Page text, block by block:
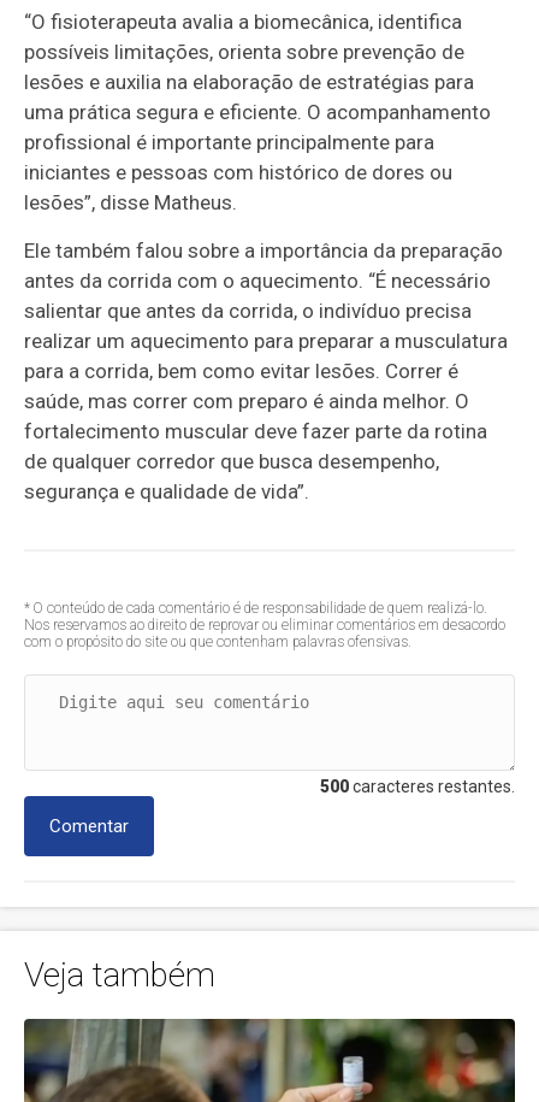
“O fisioterapeuta avalia a biomecânica, identifica
possíveis limitações, orienta sobre prevenção de
lesões e auxilia na elaboração de estratégias para
uma prática segura e eficiente. O acompanhamento
profissional é importante principalmente para
iniciantes e pessoas com histórico de dores ou
lesões”, disse Matheus.
Ele também falou sobre a importância da preparação
antes da corrida com o aquecimento. “É necessário
salientar que antes da corrida, o indivíduo precisa
realizar um aquecimento para preparar a musculatura
para a corrida, bem como evitar lesões. Correr é
saúde, mas correr com preparo é ainda melhor. O
fortalecimento muscular deve fazer parte da rotina
de qualquer corredor que busca desempenho,
segurança e qualidade de vida”.
* O conteúdo de cada comentário é de responsabilidade de quem realizá-lo.
Nos reservamos ao direito de reprovar ou eliminar comentários em desacordo
com o propósito do site ou que contenham palavras ofensivas.
500caracteres restantes.
Comentar
Veja também